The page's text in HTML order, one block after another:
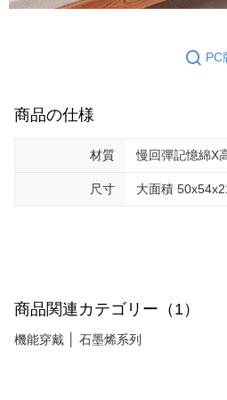
PC
商品の仕様
材質 慢回彈記憶綿X
尺寸 大面積
商品関連カテゴリー（1）
機能穿戴 │ 石墨烯系列